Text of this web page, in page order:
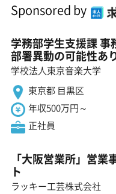
Sponsored by
学務部学生支援課 事
部署異動の可能性あ
学校法人東京音楽大学
東京都 目黒区
年収500万円～
正社員
「大阪営業所」営
ト
ラッキー工芸株式会社